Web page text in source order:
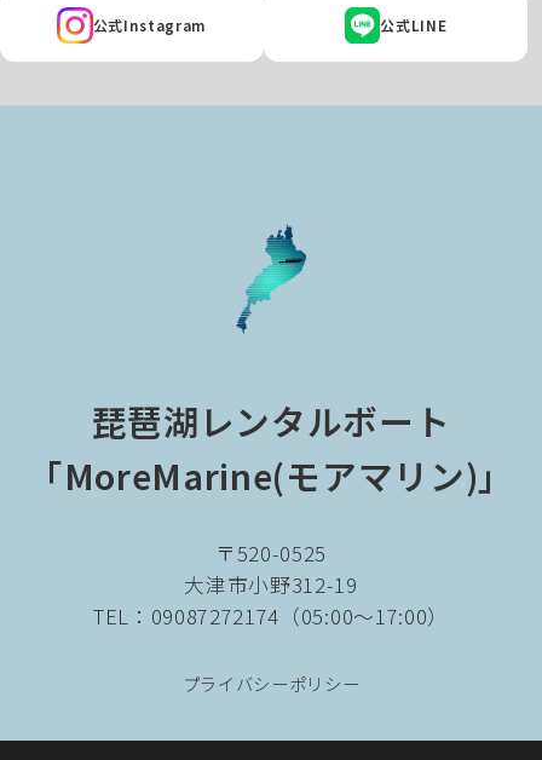
公式Instagram 公式LINE
琵琶湖レンタルボート
「MoreMarine(モアマリン)」
〒520-0525
大津市小野312-19
TEL：09087272174（05:00～17:00）
プライバシーポリシー